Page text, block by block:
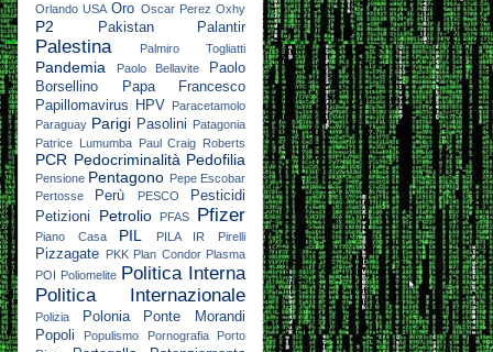
Orlando USA Oro Oscar Perez Oxhy
P2 Pakistan Palantir
Palestina Palmiro Togliatti
Pandemia Paolo Bellavite
Paolo
Borsellino
Papa Francesco
Papillomavirus HPV
Paracetamolo
Paraguay Parigi Pasolini Patagonia
Patrice Lumumba
Paul Craig Roberts
PCR Pedocriminalità Pedofilia
Pensione Pentagono Pepe Escobar
Pertosse
Perù PESCO
Pesticidi
Petizioni
Petrolio PFAS Pfizer
Piano Casa PIL PILA IR Pirelli
Pizzagate PKK Plan Condor Plasma
POI Poliomelite Politica Interna
Politica Internazionale
Polizia Polonia
Ponte Morandi
Popoli
Populismo Pornografia
Porto